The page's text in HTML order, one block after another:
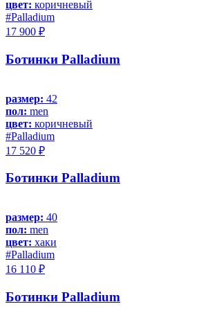
цвет: коричневый
#Palladium
17 900 ₽
Ботинки Palladium
размер: 42
пол: men
цвет: коричневый
#Palladium
17 520 ₽
Ботинки Palladium
размер: 40
пол: men
цвет: хаки
#Palladium
16 110 ₽
Ботинки Palladium